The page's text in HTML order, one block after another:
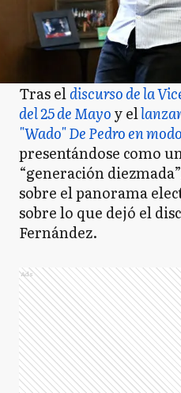
Tras eldiscurso de la
del 25 de Mayoy el
"Wado" De Pedro en
presentándose como
“generación
sobre el panorama
sobre lo que dejó el
Fernández.
Ads